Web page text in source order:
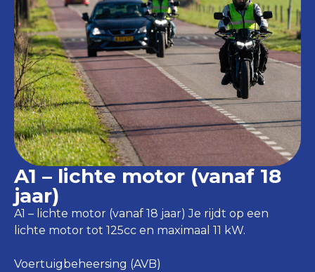
A1 – lichte motor (vanaf 18
jaar)
A1 – lichte motor (vanaf 18 jaar) Je rijdt op een
lichte motor tot 125cc en maximaal 11 kW.
Voertuigbeheersing (AVB)